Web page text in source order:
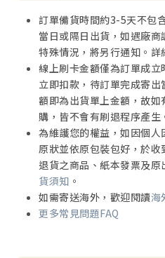
訂單備貨時間約3-5天不包
當日或隔日出貨，如遇廠
特殊情況，將另行通知。詳
線上刷卡金額僅為訂單成
立即扣款，待訂單完成寄
額即為出貨單上金額，故
購，皆不會有刷退程序產生
為維護您的權益，如因個
原狀並依原包裝包好，於
退貨之商品、紙本發票及
貨須知 。
如需寄送海外，歡迎閱讀海
更多常見問題FAQ